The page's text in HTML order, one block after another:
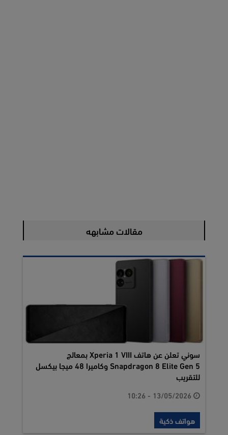
مقالات مشابهه
سوني تعلن عن هاتف Xperia 1 VIII بمعالج
Snapdragon 8 Elite Gen 5 وكاميرا 48 ميجا بيكسل
للتقريب
هواتف ذكية